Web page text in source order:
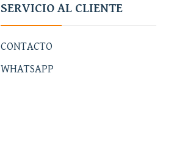
SERVICIO AL CLIENTE
CONTACTO
WHATSAPP